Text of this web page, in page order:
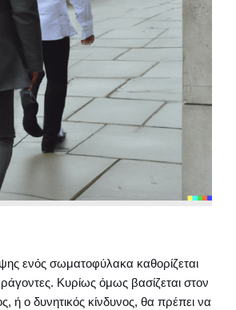
ενός σωματοφύλακα καθορίζεται
Κυρίως όμως βασίζεται στον
ή ο δυνητικός κίνδυνος, θα πρέπει να